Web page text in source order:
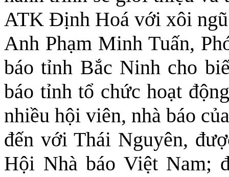
ATK Định Hoá với xôi
Anh Phạm Minh Tuấn,
báo tỉnh Bắc Ninh cho
báo tỉnh tổ chức hoạt
nhiều hội viên, nhà báo
đến với Thái Nguyên,
Hội Nhà báo Việt Nam;